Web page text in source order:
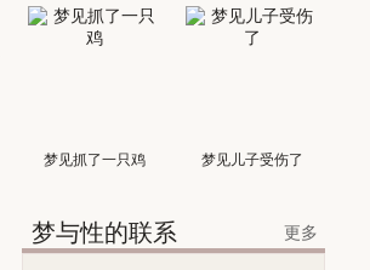
的小男婴
梦见抓了一只鸡 梦见儿子受伤了
梦与性的联系 更多